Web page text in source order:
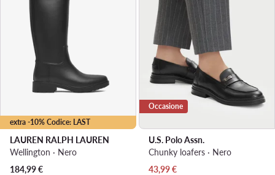
extra -10% Codice: LAST
LAUREN RALPH LAUREN
Wellington · Nero
Prezzo attuale
184,99€
Occasione
U.S. Polo Assn.
Chunky loafers · Nero
Prezzo attuale
43,99€